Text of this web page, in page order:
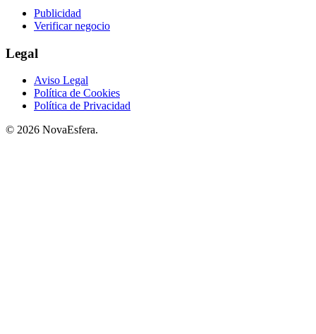
Publicidad
Verificar negocio
Legal
Aviso Legal
Política de Cookies
Política de Privacidad
© 2026 NovaEsfera.